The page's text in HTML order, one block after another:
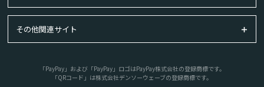
その他関連サイト
「PayPay」および「PayPay」ロゴはPayPay株式会社の登録商標です。
「QRコード」は株式会社デンソーウェーブの登録商標です。